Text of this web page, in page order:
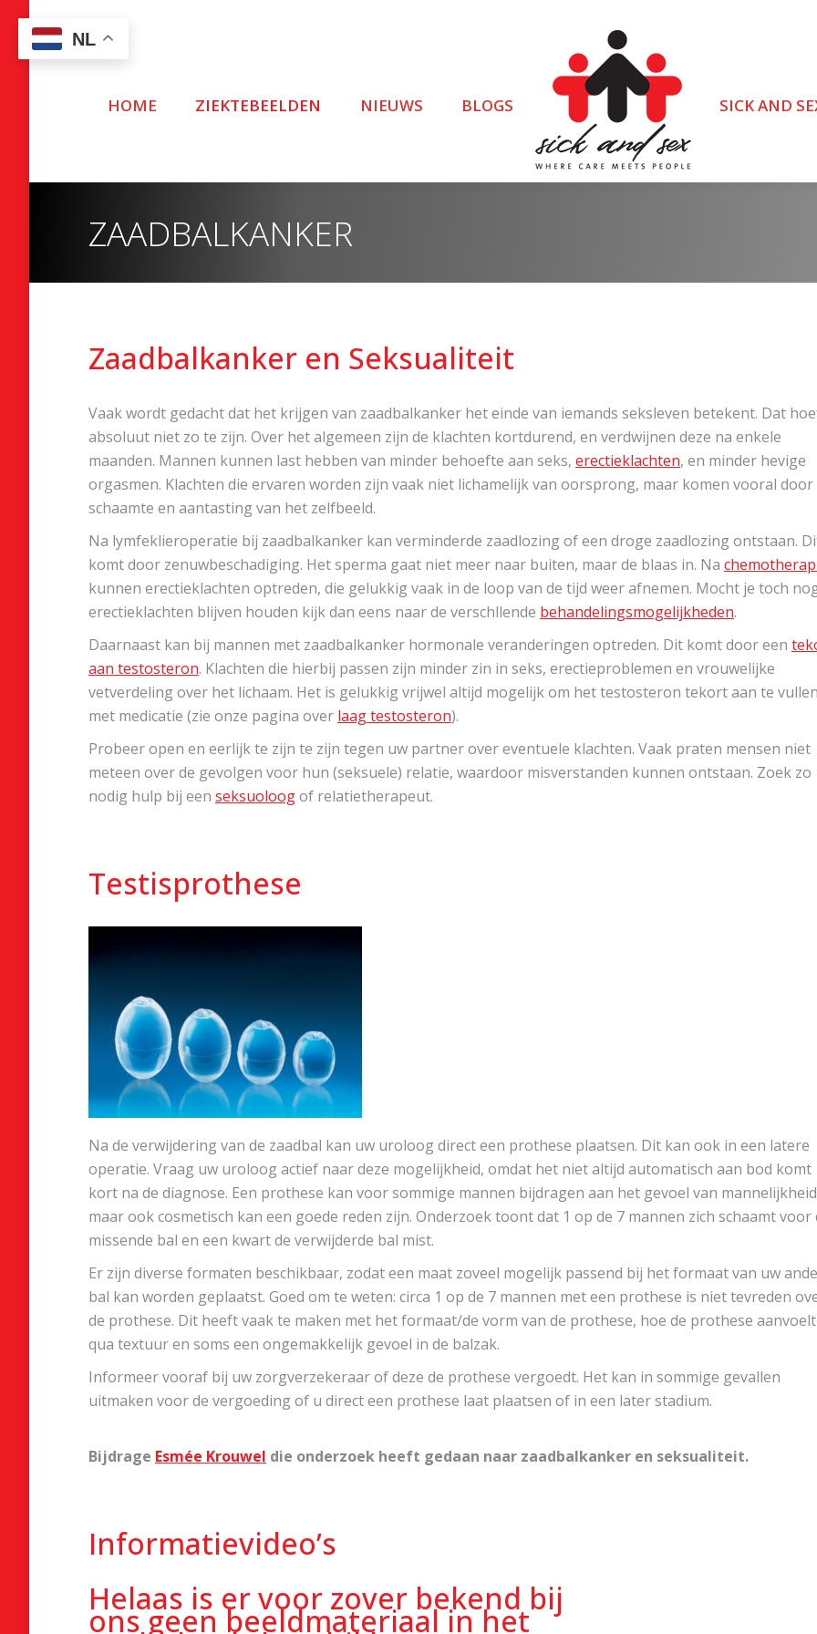
HOME ZIEKTEBEELDEN NIEUWS BLOGS SICK AND
ZAADBALKANKER
Zaadbalkanker en Seksualiteit
Vaak wordt gedacht dat het krijgen van zaadbalkanker het einde van iemands seksleven betekent. Dat
absoluut niet zo te zijn. Over het algemeen zijn de klachten kortdurend, en verdwijnen deze na enkele
maanden. Mannen kunnen last hebben van minder behoefte aan seks, erectieklachten, en minder hevige
orgasmen. Klachten die ervaren worden zijn vaak niet lichamelijk van oorsprong, maar komen vooral door
schaamte en aantasting van het zelfbeeld.
Na lymfeklieroperatie bij zaadbalkanker kan verminderde zaadlozing of een droge zaadlozing ontstaan.
komt door zenuwbeschadiging. Het sperma gaat niet meer naar buiten, maar de blaas in. Na
kunnen erectieklachten optreden, die gelukkig vaak in de loop van de tijd weer afnemen. Mocht je toch
erectieklachten blijven houden kijk dan eens naar de verschllende behandelingsmogelijkheden.
Daarnaast kan bij mannen met zaadbalkanker hormonale veranderingen optreden. Dit komt door een
aan testosteron. Klachten die hierbij passen zijn minder zin in seks, erectieproblemen en vrouwelijke
vetverdeling over het lichaam. Het is gelukkig vrijwel altijd mogelijk om het testosteron tekort aan te vullen
met medicatie (zie onze pagina over laag testosteron).
Probeer open en eerlijk te zijn te zijn tegen uw partner over eventuele klachten. Vaak praten mensen niet
meteen over de gevolgen voor hun (seksuele) relatie, waardoor misverstanden kunnen ontstaan. Zoek zo
nodig hulp bij een seksuoloogof relatietherapeut.
Testisprothese
Na de verwijdering van de zaadbal kan uw uroloog direct een prothese plaatsen. Dit kan ook in een latere
operatie. Vraag uw uroloog actief naar deze mogelijkheid, omdat het niet altijd automatisch aan bod komt
kort na de diagnose. Een prothese kan voor sommige mannen bijdragen aan het gevoel van
maar ook cosmetisch kan een goede reden zijn. Onderzoek toont dat 1 op de 7 mannen zich schaamt voor
missende bal en een kwart de verwijderde bal mist.
Er zijn diverse formaten beschikbaar, zodat een maat zoveel mogelijk passend bij het formaat van uw
bal kan worden geplaatst. Goed om te weten: circa 1 op de 7 mannen met een prothese is niet tevreden
de prothese. Dit heeft vaak te maken met het formaat/de vorm van de prothese, hoe de prothese aanvoelt
qua textuur en soms een ongemakkelijk gevoel in de balzak.
Informeer vooraf bij uw zorgverzekeraar of deze de prothese vergoedt. Het kan in sommige gevallen
uitmaken voor de vergoeding of u direct een prothese laat plaatsen of in een later stadium.
Bijdrage Esmée Krouwel die onderzoek heeft gedaan naar zaadbalkanker en seksualiteit.
Informatievideo’s
Helaas is er voor zover bekend bij
ons geen beeldmateriaal in het
NL